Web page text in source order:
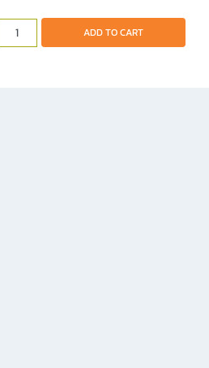
ADD TO CART